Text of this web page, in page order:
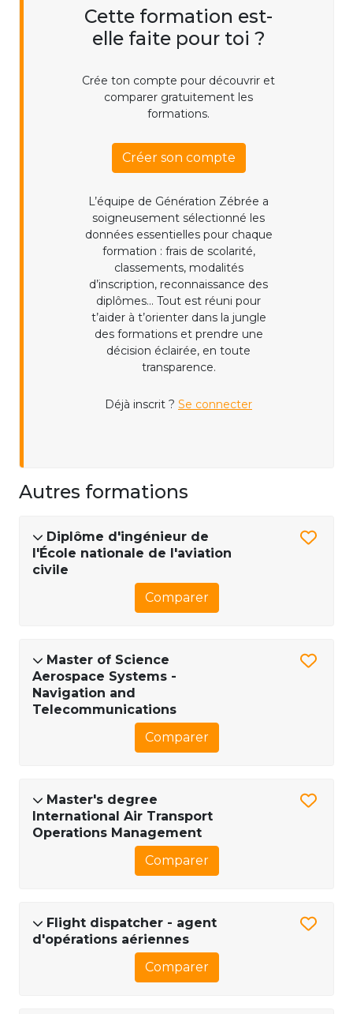
Cette formation est-
elle faite pour toi ?
Crée ton compte pour découvrir et
comparer gratuitement les
formations.
Créer son compte
L’équipe de Génération Zébrée a
soigneusement sélectionné les
données essentielles pour chaque
formation : frais de scolarité,
classements, modalités
d’inscription, reconnaissance des
diplômes... Tout est réuni pour
t’aider à t’orienter dans la jungle
des formations et prendre une
décision éclairée, en toute
transparence.
Déjà inscrit ? Se connecter
Autres formations
Diplôme d'ingénieur de
l'École nationale de l'aviation
civile
Comparer
Master of Science
Aerospace Systems -
Navigation and
Telecommunications
Comparer
Master's degree
International Air Transport
Operations Management
Comparer
Flight dispatcher - agent
d'opérations aériennes
Comparer